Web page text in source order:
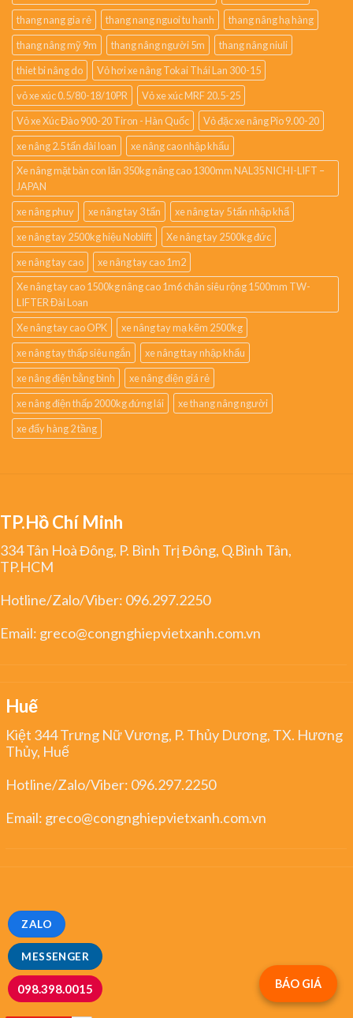
MESSENGER
ZALO
098.398.0015
thang nang gia rẻ
thang nang nguoi tu hanh
thang nâng hạ hàng
thang nâng mỹ 9m
thang nâng người 5m
thang nâng niuli
thiet bi nâng do
Vỏ hơi xe nâng Tokai Thái Lan 300-15
vỏ xe xúc 0.5/80-18/10PR
Vỏ xe xúc MRF 20.5-25
Vỏ xe Xúc Đào 900-20 Tiron - Hàn Quốc
Vỏ đặc xe nâng Pio 9.00-20
xe nâng 2.5 tấn đài loan
xe nâng cao nhập khẩu
Xe nâng mặt bàn con lăn 350kg nâng cao 1300mm NAL35 NICHI-LIFT –
JAPAN
xe nâng phuy
xe nâng tay 3 tấn
xe nâng tay 5 tấn nhập khẩ
xe nâng tay 2500kg hiệu Noblift
Xe nâng tay 2500kg đức
xe nâng tay cao
xe nâng tay cao 1m2
Xe nâng tay cao 1500kg nâng cao 1m6 chân siêu rộng 1500mm TW-
LIFTER Đài Loan
Xe nâng tay cao OPK
xe nâng tay mạ kẽm 2500kg
xe nâng tay thấp siêu ngắn
xe nâng ttay nhập khẩu
xe nâng điện bằng bình
xe nâng điện giá rẻ
xe nâng điện thấp 2000kg đứng lái
xe thang nâng người
xe đẩy hàng 2 tầng
TP.Hồ Chí Minh
334 Tân Hoà Đông, P. Bình Trị Đông, Q.Bình Tân,
TP.HCM
Hotline/Zalo/Viber: 096.297.2250
Email: greco@congnghiepvietxanh.com.vn
Huế
Kiệt 344 Trưng Nữ Vương, P. Thủy Dương, TX. Hương
Thủy, Huế
Hotline/Zalo/Viber: 096.297.2250
Email: greco@congnghiepvietxanh.com.vn
BÁO GIÁ